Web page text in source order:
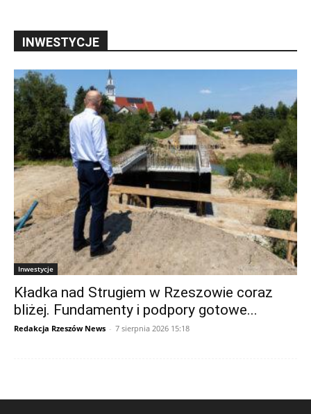
INWESTYCJE
Inwestycje
Kładka nad Strugiem w Rzeszowie coraz
bliżej. Fundamenty i podpory gotowe...
Redakcja Rzeszów News - 7 sierpnia 2026 15:18